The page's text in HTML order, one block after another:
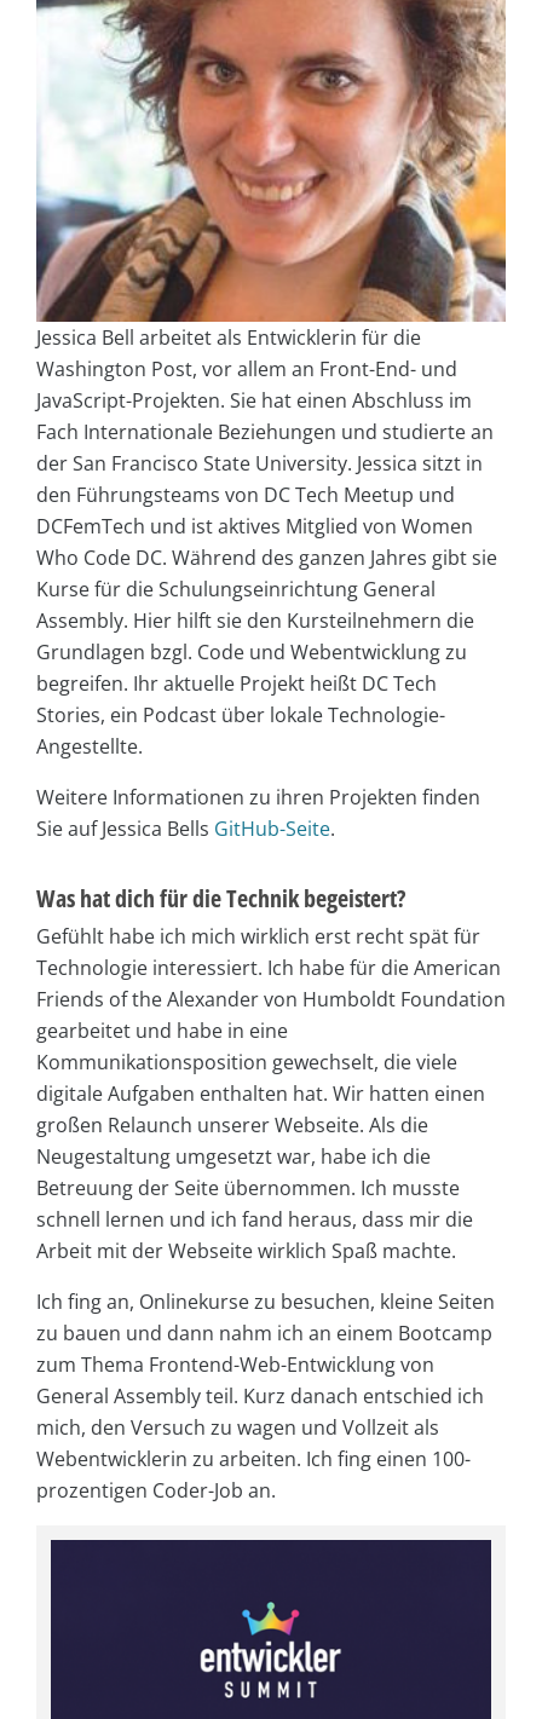
Jessica Bell arbeitet als Entwicklerin für die
Washington Post, vor allem an Front-End- und
JavaScript-Projekten. Sie hat einen Abschluss im
Fach Internationale Beziehungen und studierte an
der San Francisco State University. Jessica sitzt in
den Führungsteams von DC Tech Meetup und
DCFemTech und ist aktives Mitglied von Women
Who Code DC. Während des ganzen Jahres gibt sie
Kurse für die Schulungseinrichtung General
Assembly. Hier hilft sie den Kursteilnehmern die
Grundlagen bzgl. Code und Webentwicklung zu
begreifen. Ihr aktuelle Projekt heißt DC Tech
Stories, ein Podcast über lokale Technologie-
Angestellte.
Weitere Informationen zu ihren Projekten finden
Sie auf Jessica Bells GitHub-Seite.
Was hat dich für die Technik begeistert?
Gefühlt habe ich mich wirklich erst recht spät für
Technologie interessiert. Ich habe für die American
Friends of the Alexander von Humboldt Foundation
gearbeitet und habe in eine
Kommunikationsposition gewechselt, die viele
digitale Aufgaben enthalten hat. Wir hatten einen
großen Relaunch unserer Webseite. Als die
Neugestaltung umgesetzt war, habe ich die
Betreuung der Seite übernommen. Ich musste
schnell lernen und ich fand heraus, dass mir die
Arbeit mit der Webseite wirklich Spaß machte.
Ich fing an, Onlinekurse zu besuchen, kleine Seiten
zu bauen und dann nahm ich an einem Bootcamp
zum Thema Frontend-Web-Entwicklung von
General Assembly teil. Kurz danach entschied ich
mich, den Versuch zu wagen und Vollzeit als
Webentwicklerin zu arbeiten. Ich fing einen 100-
prozentigen Coder-Job an.